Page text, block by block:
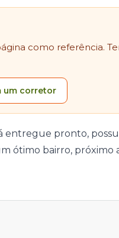
como referência.
um corretor
entregue pronto,
ótimo bairro, próximo